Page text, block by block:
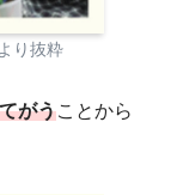
り抜粋
がうことから